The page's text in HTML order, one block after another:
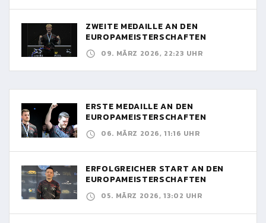
ZWEITE MEDAILLE AN DEN
EUROPAMEISTERSCHAFTEN
09. MÄRZ 2026, 22:23 UHR
ERSTE MEDAILLE AN DEN
EUROPAMEISTERSCHAFTEN
06. MÄRZ 2026, 11:16 UHR
ERFOLGREICHER START AN DEN
EUROPAMEISTERSCHAFTEN
05. MÄRZ 2026, 13:02 UHR